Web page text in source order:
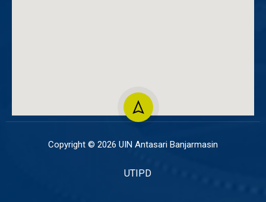
Copyright © 2026 UIN Antasari Banjarmasin
UTIPD